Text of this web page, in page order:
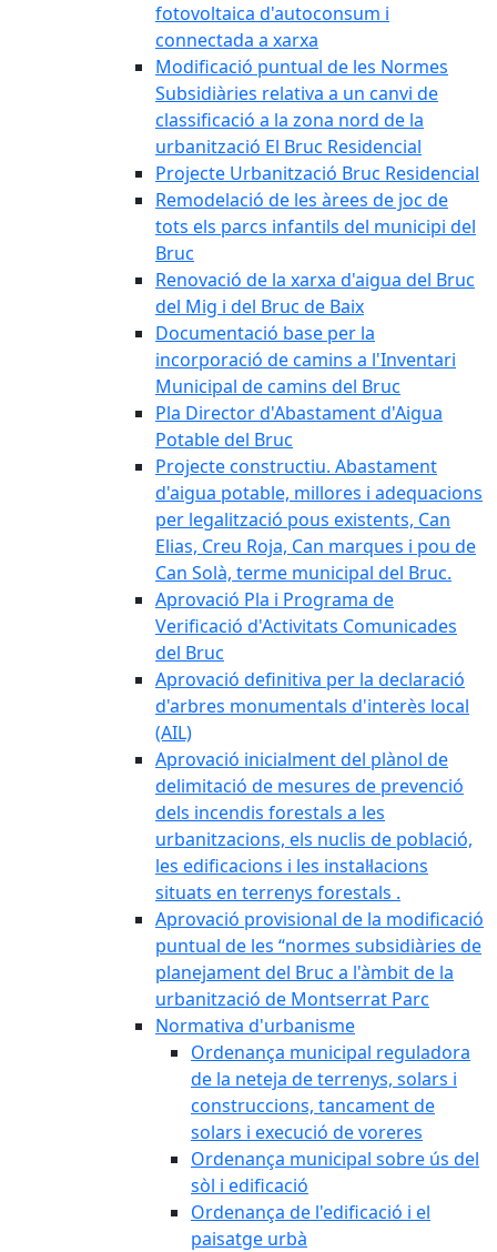
fotovoltaica d'autoconsum i
connectada a xarxa
Modificació puntual de les Normes
Subsidiàries relativa a un canvi de
classificació a la zona nord de la
urbanització El Bruc Residencial
Projecte Urbanització Bruc Residencial
Remodelació de les àrees de joc de
tots els parcs infantils del municipi del
Bruc
Renovació de la xarxa d'aigua del Bruc
del Mig i del Bruc de Baix
Documentació base per la
incorporació de camins a l'Inventari
Municipal de camins del Bruc
Pla Director d'Abastament d'Aigua
Potable del Bruc
Projecte constructiu. Abastament
d'aigua potable, millores i adequacions
per legalització pous existents, Can
Elias, Creu Roja, Can marques i pou de
Can Solà, terme municipal del Bruc.
Aprovació Pla i Programa de
Verificació d'Activitats Comunicades
del Bruc
Aprovació definitiva per la declaració
d'arbres monumentals d'interès local
(AIL)
Aprovació inicialment del plànol de
delimitació de mesures de prevenció
dels incendis forestals a les
urbanitzacions, els nuclis de població,
les edificacions i les instal·lacions
situats en terrenys forestals .
Aprovació provisional de la modificació
puntual de les “normes subsidiàries de
planejament del Bruc a l'àmbit de la
urbanització de Montserrat Parc
Normativa d'urbanisme
Ordenança municipal reguladora
de la neteja de terrenys, solars i
construccions, tancament de
solars i execució de voreres
Ordenança municipal sobre ús del
sòl i edificació
Ordenança de l'edificació i el
paisatge urbà